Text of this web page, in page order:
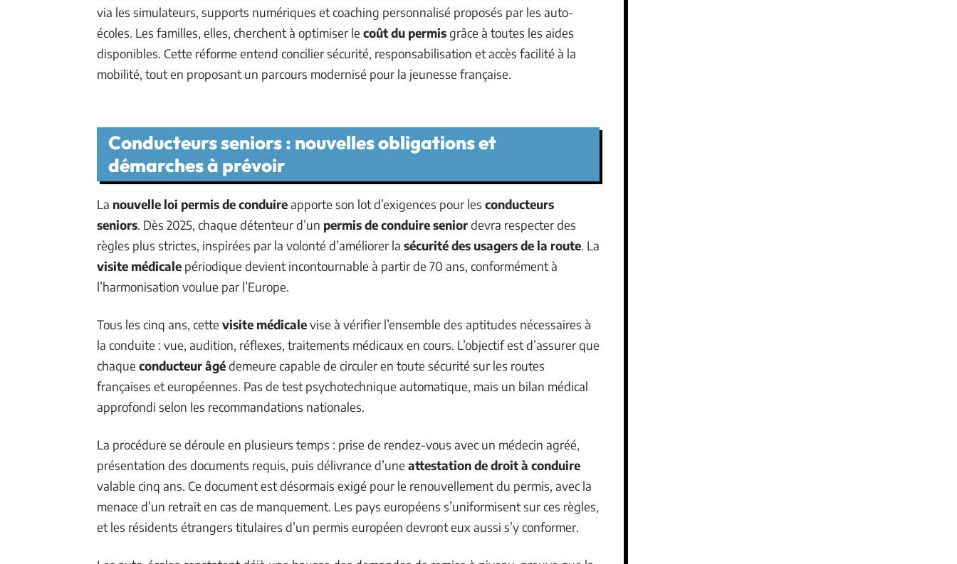
via les simulateurs, supports numériques et coaching personnalisé proposés par les auto-
écoles. Les familles, elles, cherchent à optimiser le coût du permisgrâce à toutes les aides
disponibles. Cette réforme entend concilier sécurité, responsabilisation et accès facilité à la
mobilité, tout en proposant un parcours modernisé pour la jeunesse française.
Conducteurs seniors : nouvelles obligations et
démarches à prévoir
La nouvelle loi permis de conduireapporte son lot d’exigences pour les conducteurs
seniors. Dès 2025, chaque détenteur d’un permis de conduire seniordevra respecter des
règles plus strictes, inspirées par la volonté d’améliorer la sécurité des usagers de la route. La
visite médicale périodique devient incontournable à partir de 70 ans, conformément à
l’harmonisation voulue par l’Europe.
Tous les cinq ans, cette visite médicalevise à vérifier l’ensemble des aptitudes nécessaires à
la conduite : vue, audition, réflexes, traitements médicaux en cours. L’objectif est d’assurer que
chaque conducteur âgédemeure capable de circuler en toute sécurité sur les routes
françaises et européennes. Pas de test psychotechnique automatique, mais un bilan médical
approfondi selon les recommandations nationales.
La procédure se déroule en plusieurs temps : prise de rendez-vous avec un médecin agréé,
présentation des documents requis, puis délivrance d’une attestation de droit à conduire
valable cinq ans. Ce document est désormais exigé pour le renouvellement du permis, avec la
menace d’un retrait en cas de manquement. Les pays européens s’uniformisent sur ces règles,
et les résidents étrangers titulaires d’un permis européen devront eux aussi s’y conformer.